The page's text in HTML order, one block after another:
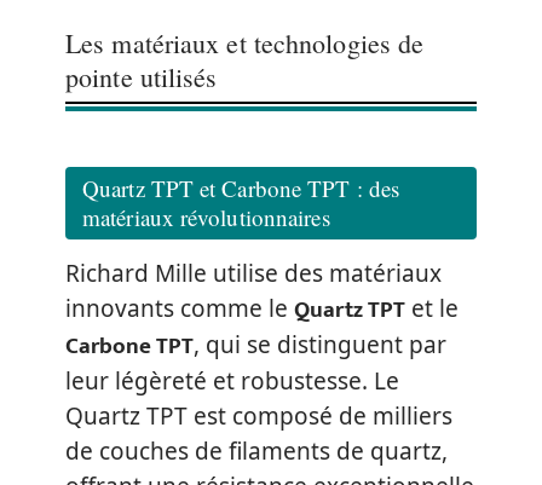
Les matériaux et technologies de
pointe utilisés
Quartz TPT et Carbone TPT : des
matériaux révolutionnaires
Richard Mille utilise des matériaux
innovants comme le Quartz TPT et le
Carbone TPT, qui se distinguent par
leur légèreté et robustesse. Le
Quartz TPT est composé de milliers
de couches de filaments de quartz,